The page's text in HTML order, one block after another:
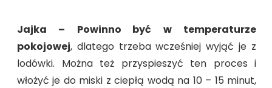
Jajka – Powinno być
w temperaturze
pokojowej, dlatego trzeba wcześniej wyjąć je z
lodówki. Można też przyspieszyć ten proces i
włożyć je do miski z ciepłą wodą na 10 – 15 minut,